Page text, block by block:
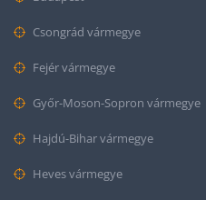
Csongrád vármegye
Fejér vármegye
Győr-Moson-Sopron vármegye
Hajdú-Bihar vármegye
Heves vármegye